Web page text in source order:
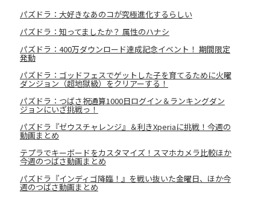
パズドラ：大好きなあのコが究極進化するらしい
パズドラ：知ってましたか？ 属性のハナシ
パズドラ：400万ダウンロード達成記念イベント！ 期間限定
発動
パズドラ：ゴッドフェスでゲットした子を育てるために火曜
ダンジョン（超地獄級）をクリアーする！
パズドラ：つばさ祝通算1000日ログイン＆ランキングダン
ジョンにいざ挑戦っ！
パズドラ『ゼウスチャレンジ』＆利きXperiaに挑戦！今週の
動画まとめ
テプラでキーボードをカスタマイズ！スマホカメラ比較ほか
今週のつばさ動画まとめ
パズドラ『インディゴ降臨！』を戦い抜いた金曜日、ほか今
週のつばさ動画まとめ